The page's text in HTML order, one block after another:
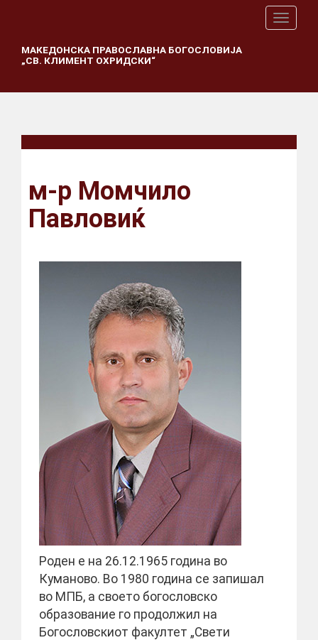
T
o
e
v
i
МАКЕДОНСКА ПРАВОСЛАВНА БОГОСЛОВИЈА
„СВ. КЛИМЕНТ ОХРИДСКИ“
м-р Момчило
Павловиќ
Роден е на 26.12.1965 година во
Куманово. Во 1980 година се запишал
во МПБ, а своето богословско
образование го продолжил на
Богословскиот факултет „Свети